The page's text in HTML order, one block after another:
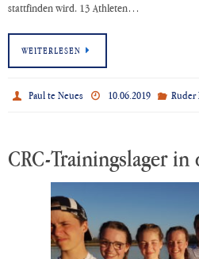
stattfinden wird. 13 Athleten…
WEITERLESEN
Paul te Neues 10.06.2019 Ruder
CRC-Trainingslager